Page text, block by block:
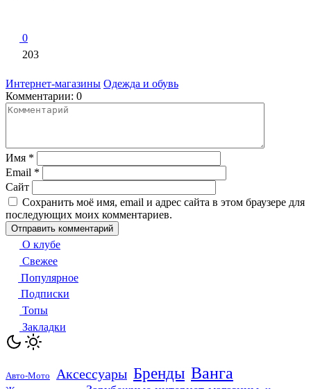
0
203
Интернет-магазины Одежда и обувь
Комментарии: 0
Имя *
Email *
Сайт
Сохранить моё имя, email и адрес сайта в этом браузере для
последующих моих комментариев.
О клубе
Свежее
Популярное
Подписки
Топы
Закладки
Авто-Мото Аксессуары Бренды Ванга